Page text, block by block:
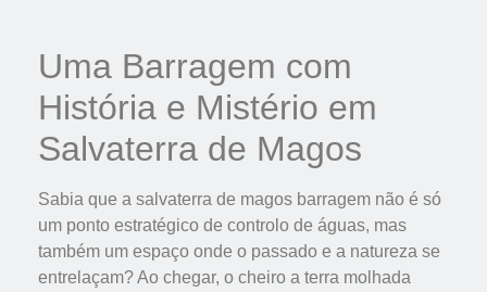
Uma Barragem com
História e Mistério em
Salvaterra de Magos
Sabia que a salvaterra de magos barragem não é só
um ponto estratégico de controlo de águas, mas
também um espaço onde o passado e a natureza se
entrelaçam? Ao chegar, o cheiro a terra molhada